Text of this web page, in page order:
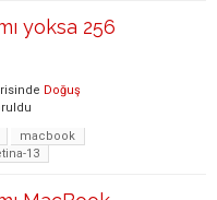
yoksa 256
Doğuş
macbook
13